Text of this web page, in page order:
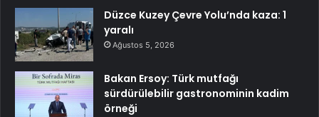
Düzce Kuzey Çevre Yolu’nda kaza: 1
yaralı
Ağustos 5, 2026
Bakan Ersoy: Türk mutfağı
sürdürülebilir gastronominin kadim
örneği